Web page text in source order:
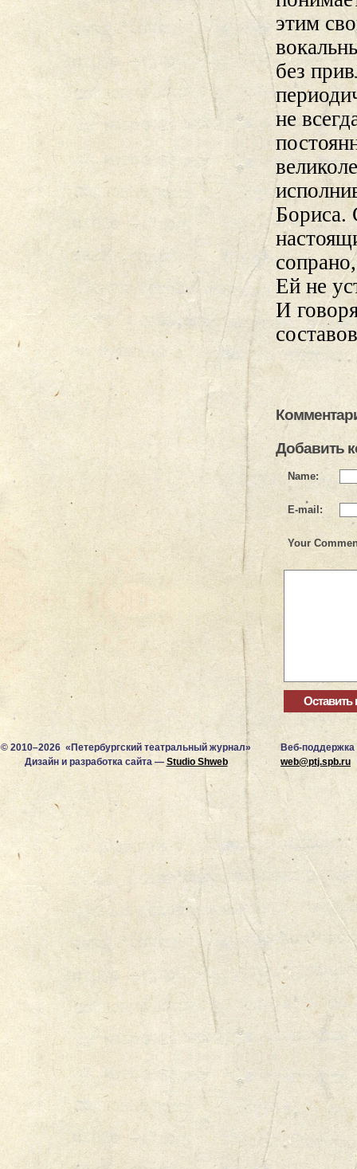
этим
без
не
Бориса.
Ей не
И
Добавить
Name:
E-mail:
Your
© 2010–2026 «Петербургский театральный журнал»
Дизайн и разработка сайта — Studio Shweb
Веб-поддержка
web@ptj.spb.ru